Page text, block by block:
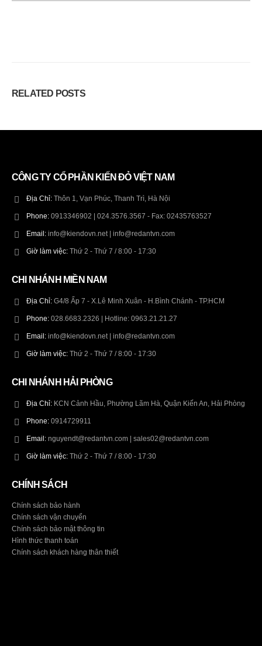
RELATED POSTS
CÔNG TY CỔ PHẦN KIẾN ĐỎ VIỆT NAM
Địa Chỉ: Thôn 1, Vạn Phúc, Thanh Trì, Hà Nội
Phone: 0913346902 | 024.3576.3567 - Fax: 02435763527
Email: info@kiendovn.net | info@redantvn.com
Giờ làm việc: Thứ 2 - Thứ 7 / 8:00 - 17:30
CHI NHÁNH MIỀN NAM
Địa Chỉ: G4/8 Ấp 7 - X.Lê Minh Xuân - H.Bình Chánh - TP.HCM
Phone: 028.6683.2326 | Hotline: 0963.21.21.27
Email: info@kiendovn.net | info@redantvn.com
Giờ làm việc: Thứ 2 - Thứ 7 / 8:00 - 17:30
CHI NHÁNH HẢI PHÒNG
Địa Chỉ: KCN Cảnh Hầu, Phường Lãm Hà, Quận Kiến An, Hải Phòng
Phone: 0914729911
Email: nguyendt@redantvn.com | sales02@redantvn.com
Giờ làm việc: Thứ 2 - Thứ 7 / 8:00 - 17:30
CHÍNH SÁCH
Chính sách bảo hành
Chính sách vận chuyển
Chính sách bảo mật thông tin
Hình thức thanh toán
Chính sách khách hàng thân thiết